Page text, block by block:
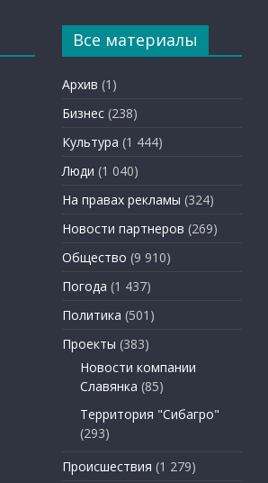
Все материалы
Архив (1)
Бизнес (238)
Культура (1 444)
Люди (1 040)
На правах рекламы (324)
Новости партнеров (269)
Общество (9 910)
Погода (1 437)
Политика (501)
Проекты (383)
Новости компании
Славянка (85)
Территория "Сибагро"
(293)
Происшествия (1 279)